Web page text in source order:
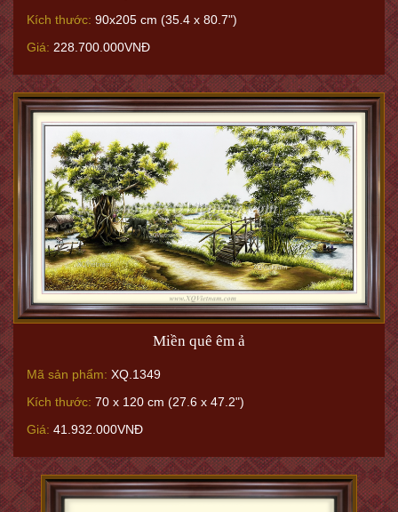
Kích thước: 90x205 cm (35.4 x 80.7")
Giá: 228.700.000VNĐ
Miền quê êm ả
Mã sản phẩm: XQ.1349
Kích thước: 70 x 120 cm (27.6 x 47.2")
Giá: 41.932.000VNĐ